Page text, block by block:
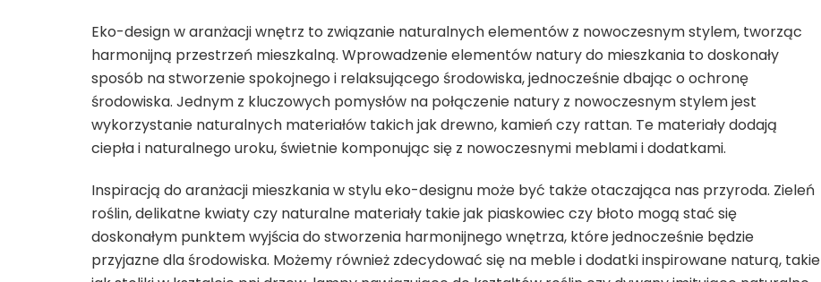
Eko-design w aranżacji wnętrz to związanie naturalnych elementów z nowoczesnym stylem, tworząc
harmonijną przestrzeń mieszkalną. Wprowadzenie elementów natury do mieszkania to doskonały
sposób na stworzenie spokojnego i relaksującego środowiska, jednocześnie dbając o ochronę
środowiska. Jednym z kluczowych pomysłów na połączenie natury z nowoczesnym stylem jest
wykorzystanie naturalnych materiałów takich jak drewno, kamień czy rattan. Te materiały dodają
ciepła i naturalnego uroku, świetnie komponując się z nowoczesnymi meblami i dodatkami.
Inspiracją do aranżacji mieszkania w stylu eko-designu może być także otaczająca nas przyroda. Zieleń
roślin, delikatne kwiaty czy naturalne materiały takie jak piaskowiec czy błoto mogą stać się
doskonałym punktem wyjścia do stworzenia harmonijnego wnętrza, które jednocześnie będzie
przyjazne dla środowiska. Możemy również zdecydować się na meble i dodatki inspirowane naturą, takie